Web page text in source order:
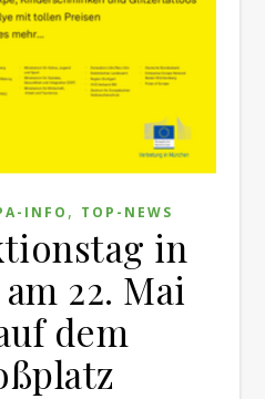
INFO , TOP-NEWS
in
22. Mai
dem